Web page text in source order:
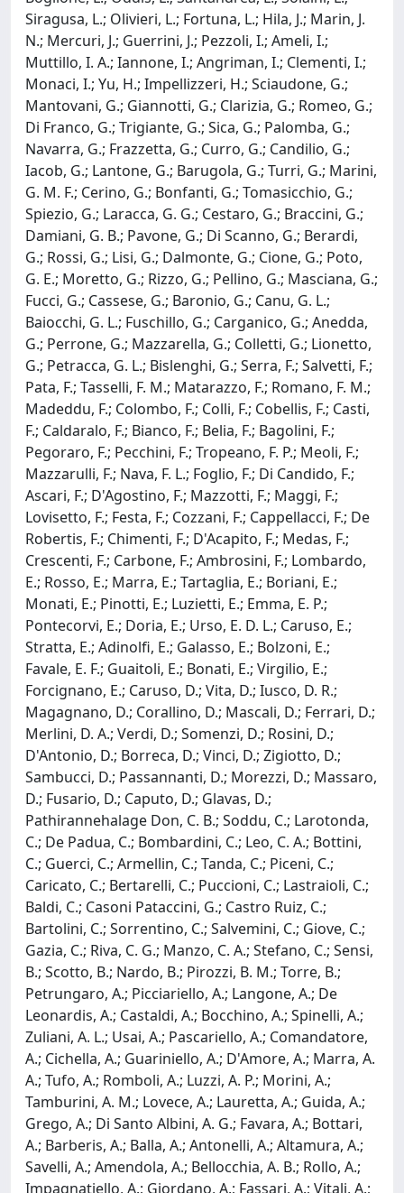
Siragusa, L.; Olivieri, L.; Fortuna, L.; Hila, J.; Marin, J.
N.; Mercuri, J.; Guerrini, J.; Pezzoli, I.; Ameli, I.;
Muttillo, I. A.; Iannone, I.; Angriman, I.; Clementi, I.;
Monaci, I.; Yu, H.; Impellizzeri, H.; Sciaudone, G.;
Mantovani, G.; Giannotti, G.; Clarizia, G.; Romeo, G.;
Di Franco, G.; Trigiante, G.; Sica, G.; Palomba, G.;
Navarra, G.; Frazzetta, G.; Curro, G.; Candilio, G.;
Iacob, G.; Lantone, G.; Barugola, G.; Turri, G.; Marini,
G. M. F.; Cerino, G.; Bonfanti, G.; Tomasicchio, G.;
Spiezio, G.; Laracca, G. G.; Cestaro, G.; Braccini, G.;
Damiani, G. B.; Pavone, G.; Di Scanno, G.; Berardi,
G.; Rossi, G.; Lisi, G.; Dalmonte, G.; Cione, G.; Poto,
G. E.; Moretto, G.; Rizzo, G.; Pellino, G.; Masciana, G.;
Fucci, G.; Cassese, G.; Baronio, G.; Canu, G. L.;
Baiocchi, G. L.; Fuschillo, G.; Carganico, G.; Anedda,
G.; Perrone, G.; Mazzarella, G.; Colletti, G.; Lionetto,
G.; Petracca, G. L.; Bislenghi, G.; Serra, F.; Salvetti, F.;
Pata, F.; Tasselli, F. M.; Matarazzo, F.; Romano, F. M.;
Madeddu, F.; Colombo, F.; Colli, F.; Cobellis, F.; Casti,
F.; Caldaralo, F.; Bianco, F.; Belia, F.; Bagolini, F.;
Pegoraro, F.; Pecchini, F.; Tropeano, F. P.; Meoli, F.;
Mazzarulli, F.; Nava, F. L.; Foglio, F.; Di Candido, F.;
Ascari, F.; D'Agostino, F.; Mazzotti, F.; Maggi, F.;
Lovisetto, F.; Festa, F.; Cozzani, F.; Cappellacci, F.; De
Robertis, F.; Chimenti, F.; D'Acapito, F.; Medas, F.;
Crescenti, F.; Carbone, F.; Ambrosini, F.; Lombardo,
E.; Rosso, E.; Marra, E.; Tartaglia, E.; Boriani, E.;
Monati, E.; Pinotti, E.; Luzietti, E.; Emma, E. P.;
Pontecorvi, E.; Doria, E.; Urso, E. D. L.; Caruso, E.;
Stratta, E.; Adinolfi, E.; Galasso, E.; Bolzoni, E.;
Favale, E. F.; Guaitoli, E.; Bonati, E.; Virgilio, E.;
Forcignano, E.; Caruso, D.; Vita, D.; Iusco, D. R.;
Magagnano, D.; Corallino, D.; Mascali, D.; Ferrari, D.;
Merlini, D. A.; Verdi, D.; Somenzi, D.; Rosini, D.;
D'Antonio, D.; Borreca, D.; Vinci, D.; Zigiotto, D.;
Sambucci, D.; Passannanti, D.; Morezzi, D.; Massaro,
D.; Fusario, D.; Caputo, D.; Glavas, D.;
Pathirannehalage Don, C. B.; Soddu, C.; Larotonda,
C.; De Padua, C.; Bombardini, C.; Leo, C. A.; Bottini,
C.; Guerci, C.; Armellin, C.; Tanda, C.; Piceni, C.;
Caricato, C.; Bertarelli, C.; Puccioni, C.; Lastraioli, C.;
Baldi, C.; Casoni Pataccini, G.; Castro Ruiz, C.;
Bartolini, C.; Sorrentino, C.; Salvemini, C.; Giove, C.;
Gazia, C.; Riva, C. G.; Manzo, C. A.; Stefano, C.; Sensi,
B.; Scotto, B.; Nardo, B.; Pirozzi, B. M.; Torre, B.;
Petrungaro, A.; Picciariello, A.; Langone, A.; De
Leonardis, A.; Castaldi, A.; Bocchino, A.; Spinelli, A.;
Zuliani, A. L.; Usai, A.; Pascariello, A.; Comandatore,
A.; Cichella, A.; Guariniello, A.; D'Amore, A.; Marra, A.
A.; Tufo, A.; Romboli, A.; Luzzi, A. P.; Morini, A.;
Tamburini, A. M.; Lovece, A.; Lauretta, A.; Guida, A.;
Grego, A.; Di Santo Albini, A. G.; Favara, A.; Bottari,
A.; Barberis, A.; Balla, A.; Antonelli, A.; Altamura, A.;
Savelli, A.; Amendola, A.; Bellocchia, A. B.; Rollo, A.;
Impagnatiello, A.; Giordano, A.; Fassari, A.; Vitali, A.;